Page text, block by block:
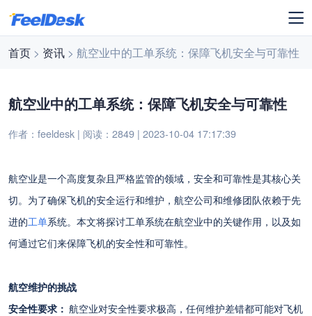
首页 > 资讯 > 航空业中的工单系统：保障飞机安全与可靠性
航空业中的工单系统：保障飞机安全与可靠性
作者：feeldesk | 阅读：2849 | 2023-10-04 17:17:39
航空业是一个高度复杂且严格监管的领域，安全和可靠性是其核心关
切。为了确保飞机的安全运行和维护，航空公司和维修团队依赖于先
进的工单系统。本文将探讨工单系统在航空业中的关键作用，以及如
何通过它们来保障飞机的安全性和可靠性。
航空维护的挑战
安全性要求： 航空业对安全性要求极高，任何维护差错都可能对飞机